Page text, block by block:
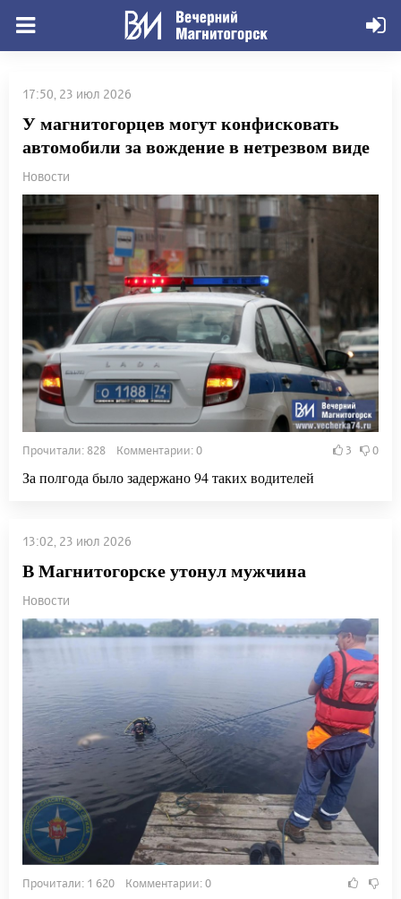
17:50, 23 июл 2026
У магнитогорцев могут конфисковать
автомобили за вождение в нетрезвом виде
Новости
Прочитали: 828 Комментарии: 0 3 0
За полгода было задержано 94 таких водителей
13:02, 23 июл 2026
В Магнитогорске утонул мужчина
Новости
Прочитали: 1 620 Комментарии: 0